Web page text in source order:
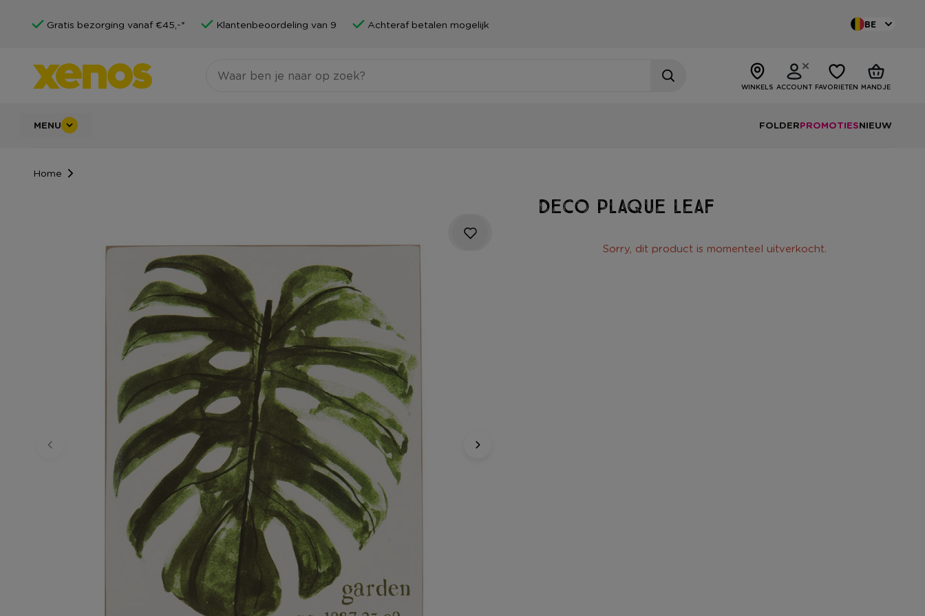
Gratis bezorging vanaf €45,-* Klantenbeoordeling van 9 Achteraf betalen mogelijk BE
WINKELS ACCOUNT FAVORIETEN MANDJE
MENU FOLDERPROMOTIESNIEUW
Home
Deco plaque leaf
Sorry, dit product is momenteel uitverkocht.